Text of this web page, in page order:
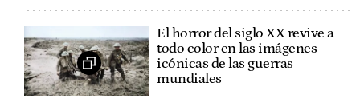
El horror del siglo XX revive a
todo color en las imágenes
icónicas de las guerras
mundiales